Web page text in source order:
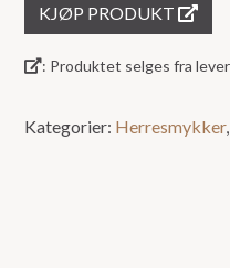
KJØP PRODUKT
: Produktet selges fra
Kategorier: Herresmykker,